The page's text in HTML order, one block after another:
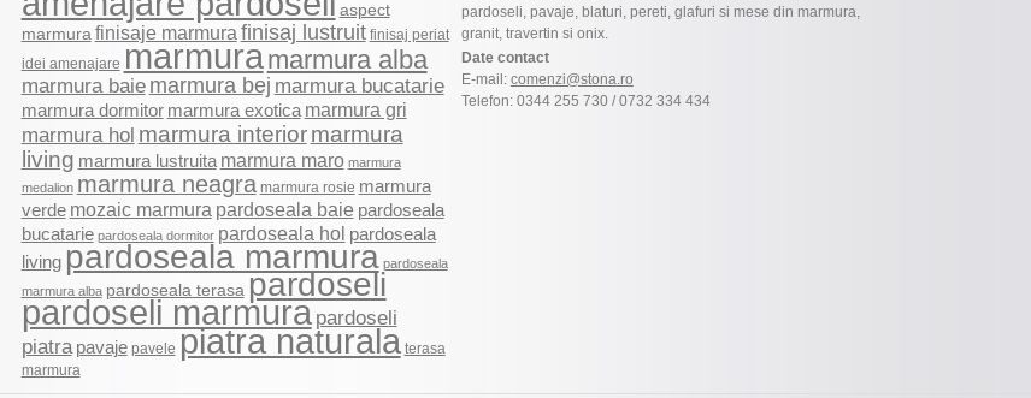
aspect
marmura finisaje marmura finisaj lustruit finisaj periat
idei amenajare marmuramarmura alba
marmura baie marmura bej marmura bucatarie
marmura dormitor marmura exotica marmura gri
marmura hol marmura interior marmura
living marmura lustruita marmura maro marmura
medalion marmura neagra marmura rosie marmura
verde mozaic marmura pardoseala baie pardoseala
bucatarie pardoseala dormitor pardoseala hol pardoseala
living pardoseala marmura pardoseala
marmura alba pardoseala terasa pardoseli
pardoseli marmura pardoseli
piatra pavaje pavele piatra naturala terasa
marmura
pardoseli, pavaje, blaturi, pereti, glafuri si mese din marmura,
granit, travertin si onix.
Date contact
E-mail: comenzi@stona.ro
Telefon: 0344 255 730 / 0732 334 434